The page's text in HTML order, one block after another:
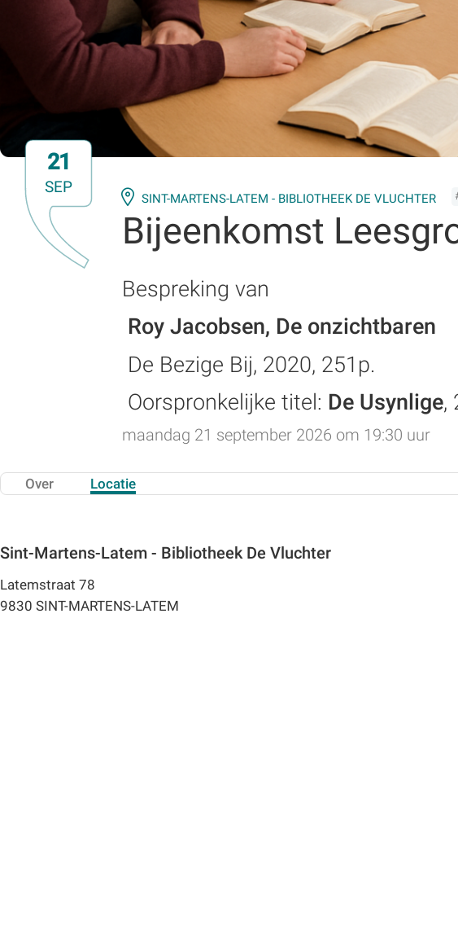
21
SEP
SINT-MARTENS-LATEM - BIBLIOTHEEK DE VLUCHTER
Bijeenkomst
Bespreking van
Roy Jacobsen, De onzichtbaren
De Bezige Bij, 2020, 251p.
Oorspronkelijke titel: De Usynlige,
maandag 21 september 2026 om 19:30 uur
Over Locatie
Sint-Martens-Latem - Bibliotheek De Vluchter
Latemstraat 78
9830 SINT-MARTENS-LATEM